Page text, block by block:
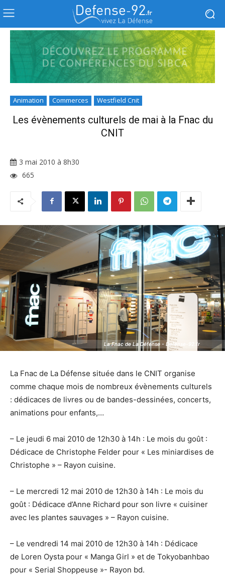
Animation Commerces Westfield Cnit
Les évènements culturels de mai à la Fnac du
CNIT
3 mai 2010 à 8h30
665
La Fnac de La Défense - Defense-92.fr
La Fnac de La Défense - Defense-92.fr
La Fnac de La Défense située dans le CNIT organise
comme chaque mois de nombreux évènements culturels
: dédicaces de livres ou de bandes-dessinées, concerts,
animations pour enfants,…
– Le jeudi 6 mai 2010 de 12h30 à 14h : Le mois du goût :
Dédicace de Christophe Felder pour « Les miniardises de
Christophe » – Rayon cuisine.
– Le mercredi 12 mai 2010 de 12h30 à 14h : Le mois du
goût : Dédicace d’Anne Richard pour son livre « cuisiner
avec les plantes sauvages » – Rayon cuisine.
– Le vendredi 14 mai 2010 de 12h30 à 14h : Dédicace
de Loren Oysta pour « Manga Girl » et de Tokyobanhbao
pour « Serial Shoppeuse »- Rayon bd.